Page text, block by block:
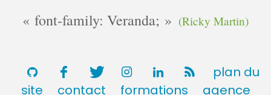
font-family: Veranda; (Ricky Martin)
plan du
site
contact formations agence